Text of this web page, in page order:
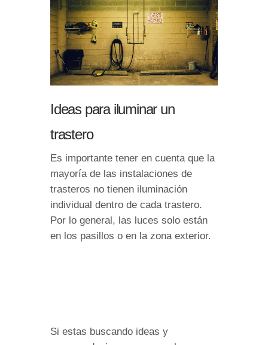
Ideas para iluminar un
trastero
Es importante tener en cuenta que la
mayoría de las instalaciones de
trasteros no tienen iluminación
individual dentro de cada trastero.
Por lo general, las luces solo están
en los pasillos o en la zona exterior.
Si estas buscando ideas y